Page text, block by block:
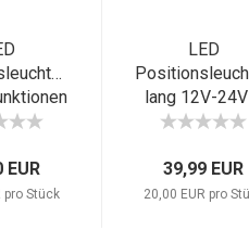
24V
EUR
pro Stück
LED
lang 12V-
Funktionen
39,99 EUR
20,00 EUR pro